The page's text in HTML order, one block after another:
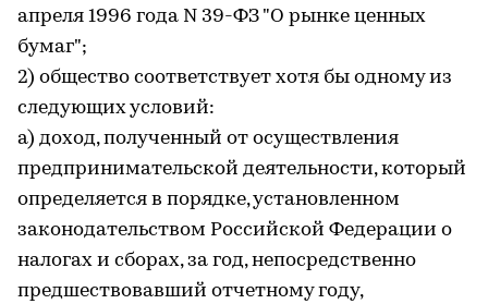
апреля 1996 года N 39-ФЗ "О рынке ценных
бумаг";
2) общество соответствует хотя бы одному из
следующих условий:
а) доход, полученный от осуществления
предпринимательской деятельности, который
определяется в порядке, установленном
законодательством Российской Федерации о
налогах и сборах, за год, непосредственно
предшествовавший отчетному году,